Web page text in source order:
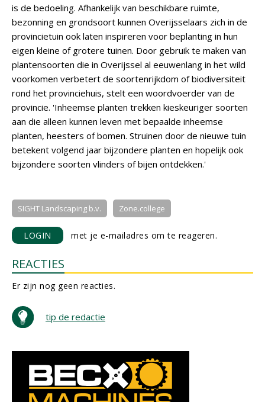
is de bedoeling. Afhankelijk van beschikbare ruimte,
bezonning en grondsoort kunnen Overijsselaars zich in de
provincietuin ook laten inspireren voor beplanting in hun
eigen kleine of grotere tuinen. Door gebruik te maken van
plantensoorten die in Overijssel al eeuwenlang in het wild
voorkomen verbetert de soortenrijkdom of biodiversiteit
rond het provinciehuis, stelt een woordvoerder van de
provincie. 'Inheemse planten trekken kieskeuriger soorten
aan die alleen kunnen leven met bepaalde inheemse
planten, heesters of bomen. Struinen door de nieuwe tuin
betekent volgend jaar bijzondere planten en hopelijk ook
bijzondere soorten vlinders of bijen ontdekken.'
SIGHT Landscaping b.v. Zone.college
LOGIN met je e-mailadres om te reageren.
REACTIES
Er zijn nog geen reacties.
tip de redactie